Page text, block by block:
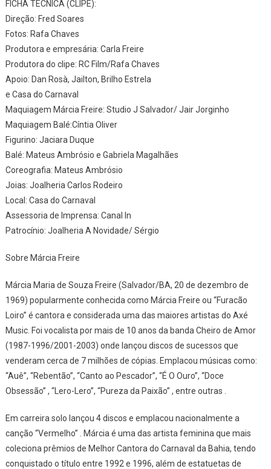
FICHA TÉCNICA (CLIPE):
Direção: Fred Soares
Fotos: Rafa Chaves
Produtora e empresária: Carla Freire
Produtora do clipe: RC Film/Rafa Chaves
Apoio: Dan Rosà, Jailton, Brilho Estrela
e Casa do Carnaval
Maquiagem Márcia Freire: Studio J Salvador/ Jair Jorginho
Maquiagem Balé:Cíntia Oliver
Figurino: Jaciara Duque
Balé: Mateus Ambrósio e Gabriela Magalhães
Coreografia: Mateus Ambrósio
Joias: Joalheria Carlos Rodeiro
Local: Casa do Carnaval
Assessoria de Imprensa: Canal In
Patrocínio: Joalheria A Novidade/ Sérgio
Sobre Márcia Freire
Márcia Maria de Souza Freire (Salvador/BA, 20 de dezembro de
1969) popularmente conhecida como Márcia Freire ou “Furacão
Loiro” é cantora e considerada uma das maiores artistas do Axé
Music. Foi vocalista por mais de 10 anos da banda Cheiro de Amor
(1987-1996/2001-2003) onde lançou discos de sucessos que
venderam cerca de 7 milhões de cópias. Emplacou músicas como:
“Auê”, “Rebentão”, “Canto ao Pescador”, “É O Ouro”, “Doce
Obsessão” , “Lero-Lero”, “Pureza da Paixão” , entre outras .
Em carreira solo lançou 4 discos e emplacou nacionalmente a
canção “Vermelho” . Márcia é uma das artista feminina que mais
coleciona prêmios de Melhor Cantora do Carnaval da Bahia, tendo
conquistado o título entre 1992 e 1996, além de estatuetas de